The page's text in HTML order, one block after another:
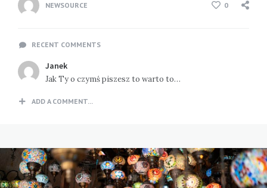
NEWSOURCE 0
RECENT COMMENTS
Janek
Jak Ty o czymś piszesz to warto to…
ADD A COMMENT...